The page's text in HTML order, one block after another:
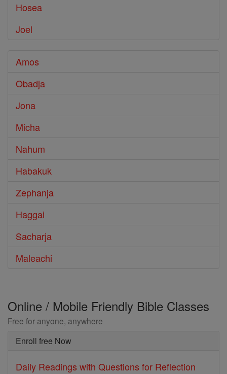
Hosea
Joel
Amos
Obadja
Jona
Micha
Nahum
Habakuk
Zephanja
Haggai
Sacharja
Maleachi
Online / Mobile Friendly Bible Classes
Free for anyone, anywhere
Enroll free Now
Daily Readings with Questions for Reflection